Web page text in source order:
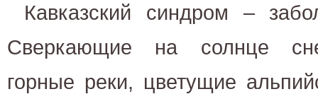
Кавказский синдром –
Сверкающие на солнце
горные реки, цветущие